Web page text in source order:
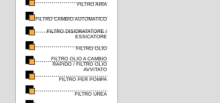
FILTRO ARIA
FILTRO CAMBIO AUTOMATICO
FILTRO DISIDRATATORE /
ESSICATORE
FILTRO OLIO
FILTRO OLIO A CAMBIO
RAPIDO / FILTRO OLIO
AVVITATO
FILTRO PER POMPA
FILTRO UREA